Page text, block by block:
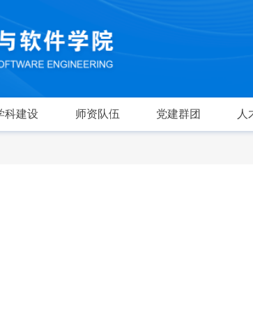
科建设 师资队伍 党建群团 人